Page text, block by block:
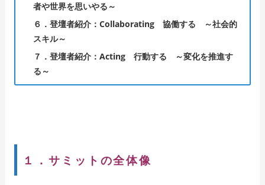
者や世界を思いやる～
６．登壇者紹介：Collaborating 協働する ～社会的
スキル～
７．登壇者紹介：Acting 行動する ～変化を推進す
る～
１．サミットの全体像